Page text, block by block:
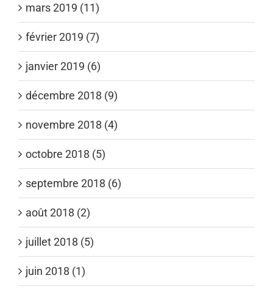
mars 2019 (11)
février 2019 (7)
janvier 2019 (6)
décembre 2018 (9)
novembre 2018 (4)
octobre 2018 (5)
septembre 2018 (6)
août 2018 (2)
juillet 2018 (5)
juin 2018 (1)